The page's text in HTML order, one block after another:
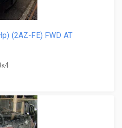
(2AZ-FE) FWD AT